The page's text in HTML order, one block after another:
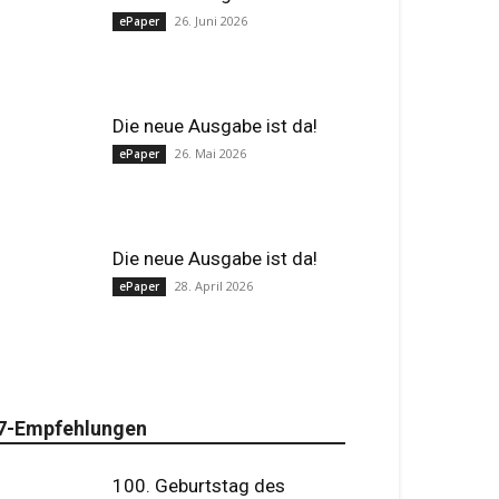
ePaper 26. Juni 2026
Die neue Ausgabe ist da!
ePaper 26. Mai 2026
Die neue Ausgabe ist da!
ePaper 28. April 2026
Empfehlungen
100. Geburtstag des